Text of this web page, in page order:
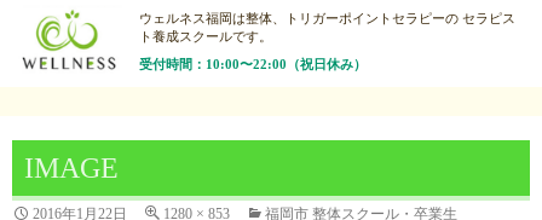
ウェルネス福岡は整体、トリガーポイントセラピーの セラピス
ト養成スクールです。
受付時間：10:00〜22:00（祝日休み）
IMAGE
2016年1月22日 1280 × 853 福岡市 整体スクール・卒業生